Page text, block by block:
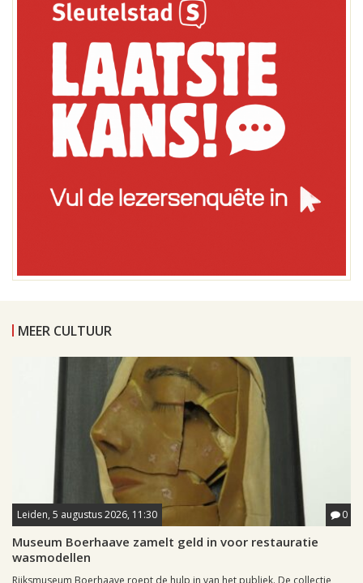
MEER CULTUUR
Leiden, 5 augustus 2026, 11:30 0
Museum Boerhaave zamelt geld in voor restauratie
wasmodellen